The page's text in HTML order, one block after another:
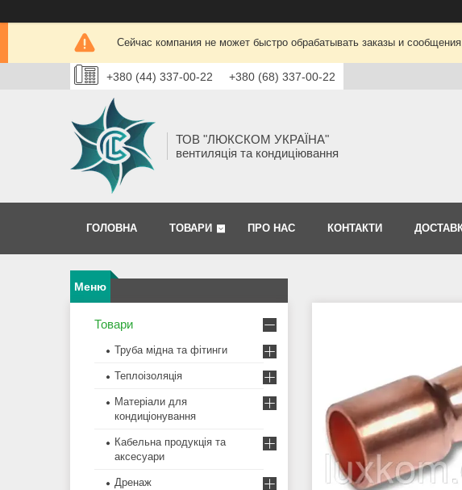
Сейчас компания не может быстро обрабатывать заказы и
+380 (44) 337-00-22 +380 (68) 337-00-22
ТОВ "ЛЮКСКОМ УКРАЇНА"
вентиляція та кондиціювання
ГОЛОВНА ТОВАРИ ПРО НАС КОНТАКТИ
Товари
Труба мідна та фітинги
Теплоізоляція
Матеріали для
кондиціонування
Кабельна продукція та
аксесуари
Дренаж